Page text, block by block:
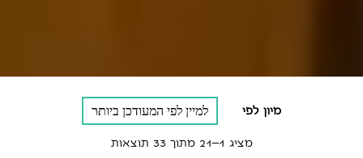
מיון לפי
מציג 1–21 מתוך 33 תוצאות